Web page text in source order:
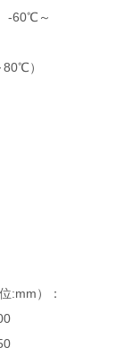
-60℃～
）
:mm）：